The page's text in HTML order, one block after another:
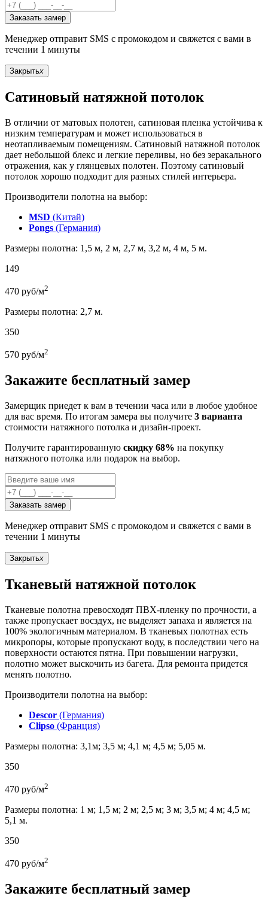
Заказать замер
Менеджер отправит SMS с промокодом и свяжется с вами в
течении 1 минуты
Закрытьx
Сатиновый натяжной потолок
В отличии от матовых полотен, сатиновая пленка устойчива к
низким температурам и может использоваться в
неотапливаемым помещениям. Сатиновый натяжной потолок
дает небольшой блекс и легкие переливы, но без зеракального
отражения, как у глянцевых полотен. Поэтому сатиновый
потолок хорошо подходит для разных стилей интерьера.
Производители полотна на выбор:
MSD (Китай)
Pongs (Германия)
Размеры полотна: 1,5 м, 2 м, 2,7 м, 3,2 м, 4 м, 5 м.
149
470 руб/м2
Размеры полотна: 2,7 м.
350
570 руб/м2
Закажите бесплатный замер
Замерщик приедет к вам в течении часа или в любое удобное
для вас время. По итогам замера вы получите 3 варианта
стоимости натяжного потолка и дизайн-проект.
Получите гарантированную скидку 68% на покупку
натяжного потолка или подарок на выбор.
Заказать замер
Менеджер отправит SMS с промокодом и свяжется с вами в
течении 1 минуты
Закрытьx
Тканевый натяжной потолок
Тканевые полотна превосходят ПВХ-пленку по прочности, а
также пропускает восздух, не выделяет запаха и является на
100% экологичным материалом. В тканевых полотнах есть
микропоры, которые пропускают воду, в последствии чего на
поверхности остаются пятна. При повышении нагрузки,
полотно может выскочить из багета. Для ремонта придется
менять полотно.
Производители полотна на выбор:
Descor (Германия)
Clipso (Франция)
Размеры полотна: 3,1м; 3,5 м; 4,1 м; 4,5 м; 5,05 м.
350
470 руб/м2
Размеры полотна: 1 м; 1,5 м; 2 м; 2,5 м; 3 м; 3,5 м; 4 м; 4,5 м;
5,1 м.
350
470 руб/м2
Закажите бесплатный замер